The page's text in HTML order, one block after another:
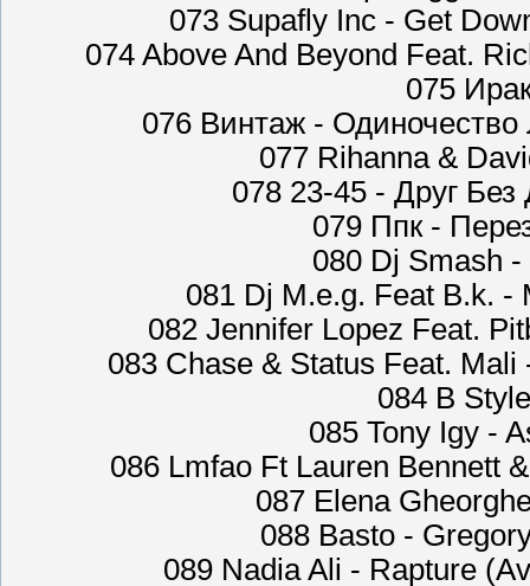
073 Supafly Inc - Get
074 Above And Beyond Feat.
075
076 Винтаж -
077 Rihanna &
078 23-45 - Друг
079 Ппк -
080 Dj Smash
081 Dj M.e.g. Feat B.k. -
082 Jennifer Lopez Feat.
083 Chase & Status Feat.
084 B
085 Tony Igy -
086 Lmfao Ft Lauren Bennett
087 Elena
088 Basto -
089 Nadia Ali - Rapture